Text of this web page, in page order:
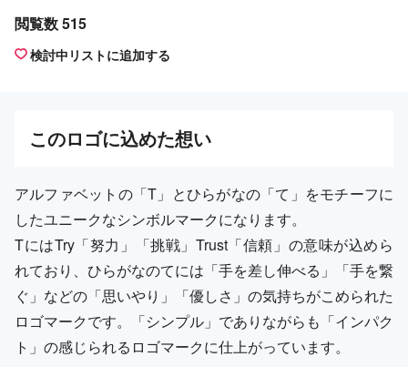
閲覧数 515
検討中リストに追加する
このロゴに込めた想い
アルファベットの「T」とひらがなの「て」をモチーフに
したユニークなシンボルマークになります。
TにはTry「努力」「挑戦」Trust「信頼」の意味が込めら
れており、ひらがなのてには「手を差し伸べる」「手を繋
ぐ」などの「思いやり」「優しさ」の気持ちがこめられた
ロゴマークです。「シンプル」でありながらも「インパク
ト」の感じられるロゴマークに仕上がっています。